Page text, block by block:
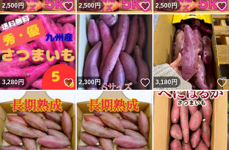
2,500円 いいね！
2,500円 いいね！
2,500円
3,280円 いいね！
2,300円 いいね！
3,180円